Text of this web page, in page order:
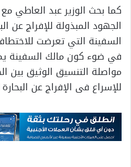
كما بحث الوزير عبد العاطي
الجهود المبذولة للإفراج عن
السفينة التي تعرضت
في ضوء كون مالك السفينة
مواصلة التنسيق الوثيق بين
للإسراع فى الإفراج عن